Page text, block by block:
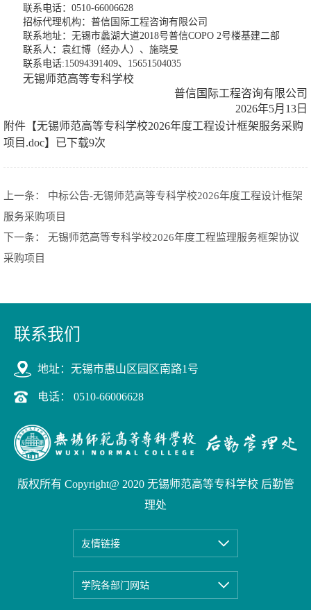
联系电话：0510-66006628
招标代理机构：普信国际工程咨询有限公司
联系地址：无锡市蠡湖大道2018号普信COPO 2号楼基建二部
联系人：袁红博（经办人）、施晓旻
联系电话:15094391409、15651504035
无锡师范高等专科学校
普信国际工程咨询有限公司
2026年5月13日
附件【无锡师范高等专科学校2026年度工程设计框架服务采购
项目.doc】已下载9次
上一条： 中标公告-无锡师范高等专科学校2026年度工程设计框架
服务采购项目
下一条： 无锡师范高等专科学校2026年度工程监理服务框架协议
采购项目
联系我们
地址：无锡市惠山区园区南路1号
电话： 0510-66006628
版权所有 Copyright@ 2020 无锡师范高等专科学校 后勤管
理处
友情链接
学院各部门网站